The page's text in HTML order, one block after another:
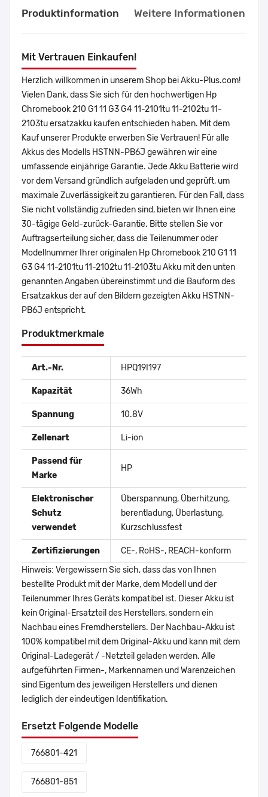
Produktinformation Weitere Informationen
Mit Vertrauen Einkaufen!
Herzlich willkommen in unserem Shop bei Akku-Plus.com!
Vielen Dank, dass Sie sich für den hochwertigen Hp
Chromebook 210 G1 11 G3 G4 11-2101tu 11-2102tu 11-
2103tu ersatzakku kaufen entschieden haben. Mit dem
Kauf unserer Produkte erwerben Sie Vertrauen! Für alle
Akkus des Modells HSTNN-PB6J gewähren wir eine
umfassende einjährige Garantie. Jede Akku Batterie wird
vor dem Versand gründlich aufgeladen und geprüft, um
maximale Zuverlässigkeit zu garantieren. Für den Fall, dass
Sie nicht vollständig zufrieden sind, bieten wir Ihnen eine
30-tägige Geld-zurück-Garantie. Bitte stellen Sie vor
Auftragserteilung sicher, dass die Teilenummer oder
Modellnummer Ihrer originalen Hp Chromebook 210 G1 11
G3 G4 11-2101tu 11-2102tu 11-2103tu Akku mit den unten
genannten Angaben übereinstimmt und die Bauform des
Ersatzakkus der auf den Bildern gezeigten Akku HSTNN-
PB6J entspricht.
Produktmerkmale
Art.-Nr. HPQ19I197
Kapazität 36Wh
Spannung 10.8V
Zellenart Li-ion
Passend für
Marke
HP
Elektronischer
Schutz
verwendet
Überspannung, Überhitzung,
berentladung, Überlastung,
Kurzschlussfest
Zertifizierungen
CE-, RoHS-, REACH-konform
Hinweis: Vergewissern Sie sich, dass das von Ihnen
bestellte Produkt mit der Marke, dem Modell und der
Teilenummer Ihres Geräts kompatibel ist. Dieser Akku ist
kein Original-Ersatzteil des Herstellers, sondern ein
Nachbau eines Fremdherstellers. Der Nachbau-Akku ist
100% kompatibel mit dem Original-Akku und kann mit dem
Original-Ladegerät / -Netzteil geladen werden. Alle
aufgeführten Firmen-, Markennamen und Warenzeichen
sind Eigentum des jeweiligen Herstellers und dienen
lediglich der eindeutigen Identifikation.
Ersetzt Folgende Modelle
766801-421
766801-851